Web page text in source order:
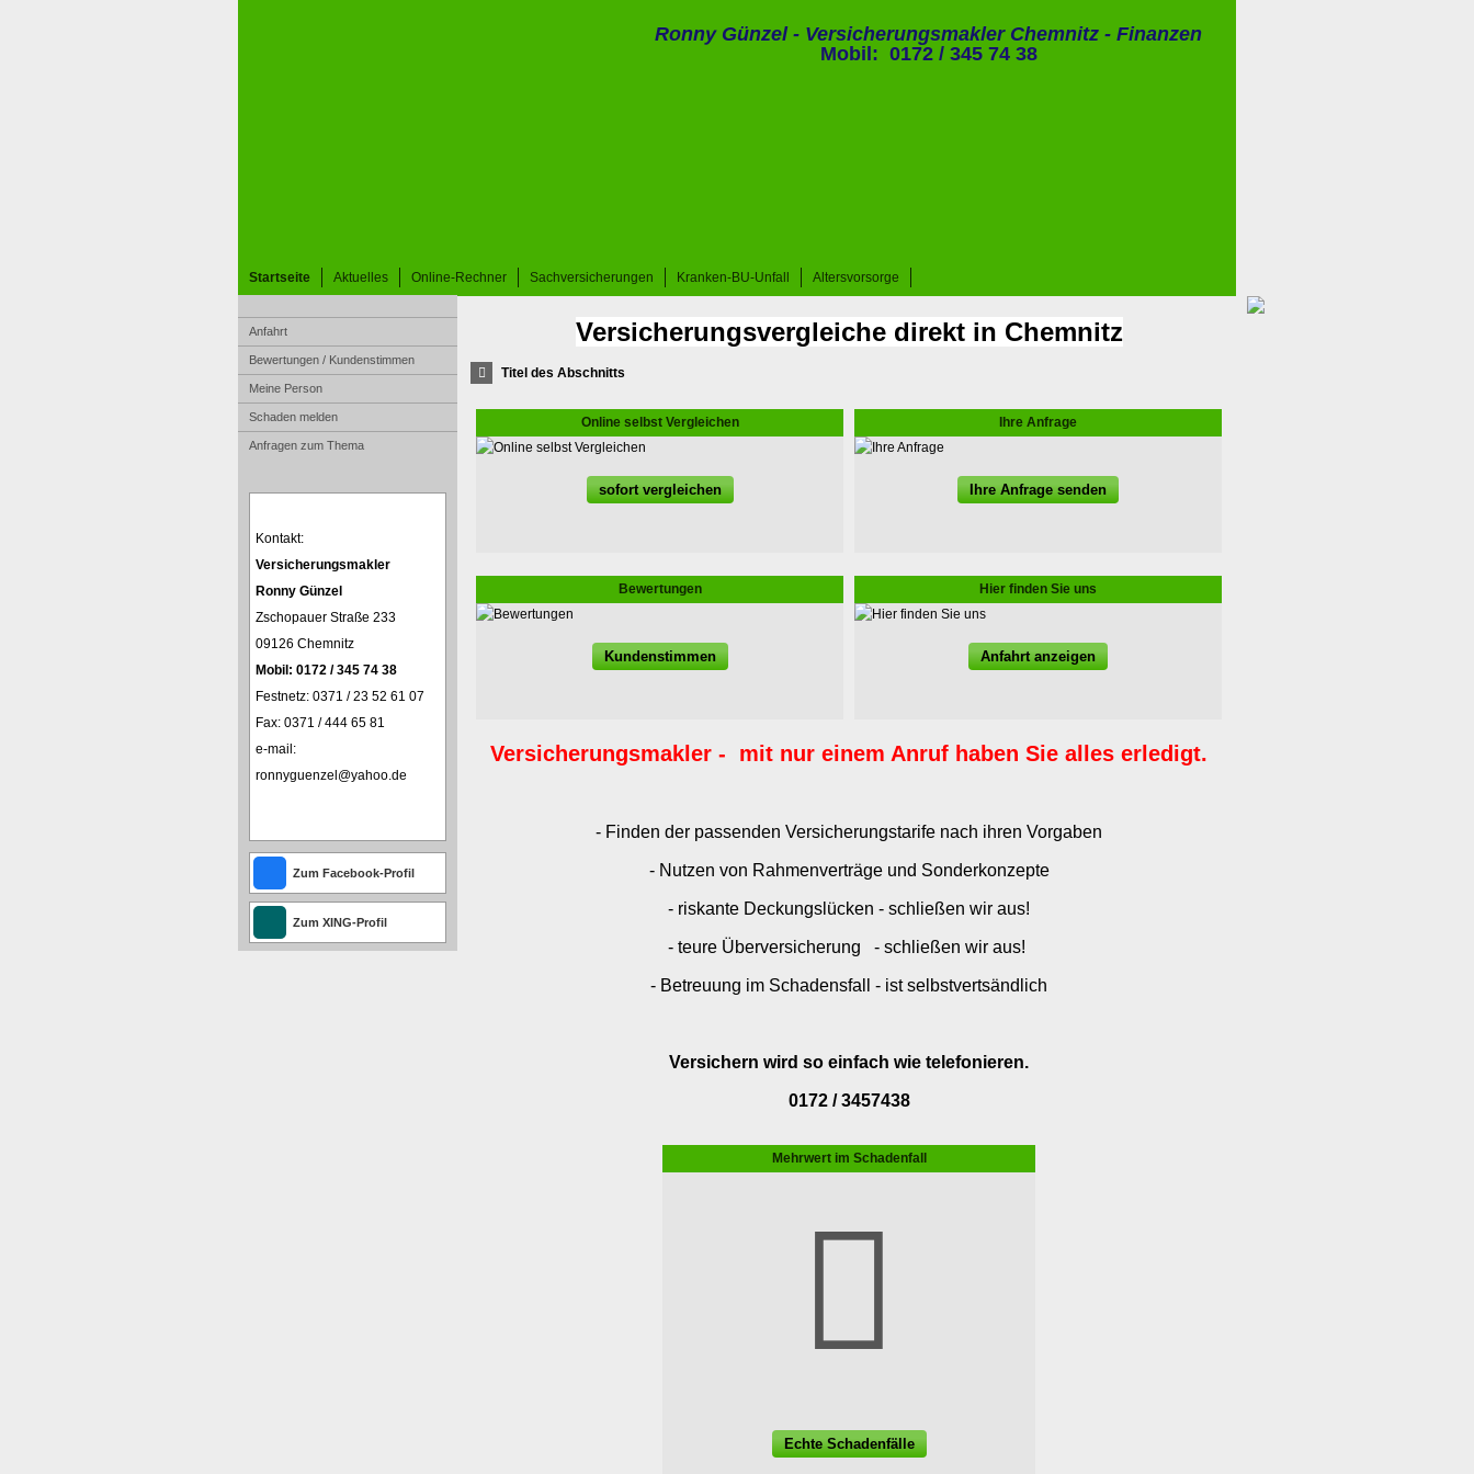
Ronny Günzel - Ver­sicherungs­makler Chemnitz - Finanzen
Mobil: 0172 / 345 74 38
Startseite
Anfahrt
Bewertungen / Kundenstimmen
Meine Person
Schaden melden
Anfragen zum Thema
Kontakt:
Ver­sicherungs­makler
Ronny Günzel
Zschopauer Straße 233
09126 Chemnitz
Mobil: 0172 / 345 74 38
Festnetz: 0371 / 23 52 61 07
Fax: 0371 / 444 65 81
e-mail:
ronnyguenzel@yahoo.de
Zum Facebook-Profil
Zum XING-Profil
Aktuelles Online-Rechner Sachversicherungen Kranken-BU-Unfall Alters­vorsorge
Versicherungsvergleiche direkt in Chemnitz
Titel des Abschnitts
Online selbst Vergleichen
sofort ver­gleichen
Ihre Anfrage
Ihre Anfrage senden
Bewertungen
Kundenstimmen
Hier finden Sie uns
Anfahrt anzeigen
Ver­sicherungs­makler - mit nur einem Anruf haben Sie alles erledigt.
- Finden der passenden Versicherungstarife nach ihren Vorgaben
- Nutzen von Rahmenverträge und Sonderkonzepte
- riskante Deckungslücken - schließen wir aus!
- teure Überversicherung - schließen wir aus!
- Betreuung im Schadensfall - ist selbstvertsändlich
Versichern wird so einfach wie telefonieren.
0172 / 3457438
Mehrwert im Schadenfall
Echte Schadenfälle